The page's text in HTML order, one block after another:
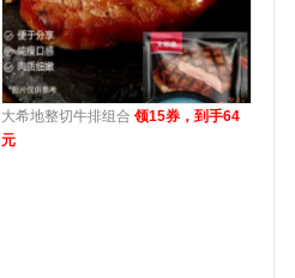
大希地整切牛排组合 领15券，到手64
元